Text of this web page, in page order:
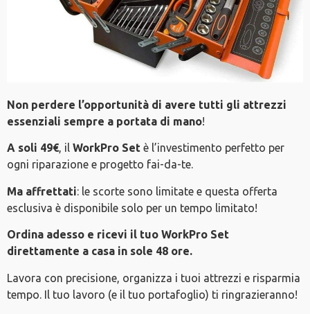
Non perdere l’opportunità di avere tutti gli attrezzi
essenziali sempre a portata di mano!
A soli 49€, il WorkPro Set è l’investimento perfetto per
ogni riparazione e progetto fai-da-te.
Ma affrettati: le scorte sono limitate e questa offerta
esclusiva è disponibile solo per un tempo limitato!
Ordina adesso e ricevi il tuo WorkPro Set
direttamente a casa in sole 48 ore.
Lavora con precisione, organizza i tuoi attrezzi e risparmia
tempo. Il tuo lavoro (e il tuo portafoglio) ti ringrazieranno!